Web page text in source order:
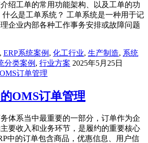
绍工单的常用功能架构、以及工单的功
什么是工单系统？ 工单系统是一种用于记
企业内部各种工作事务安排或故障问题
, ERP系统案例 , 化工行业, 生产制造, 系统
分类案例 , 行业方案 2025年5月25日
OMS订单管理
体系当中最重要的一部分，订单作为企
要收入和业务环节，是履约的重要核心
中的订单包含商品，优惠信息、用户信